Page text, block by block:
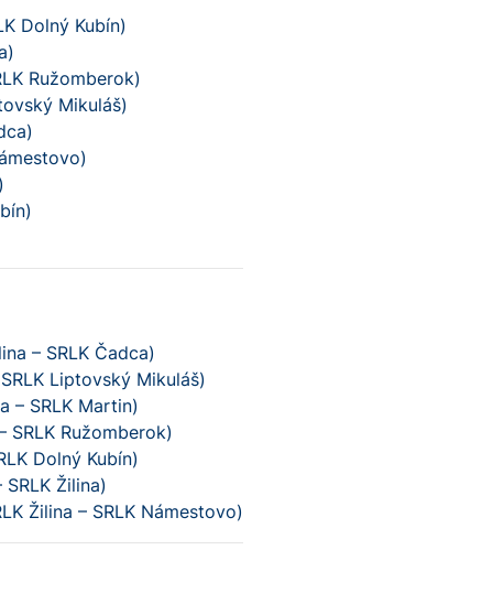
Dolný Kubín)
Ružomberok)
Mikuláš)
– SRLK Čadca)
Liptovský Mikuláš)
– SRLK Martin)
SRLK Ružomberok)
Dolný Kubín)
Žilina)
Žilina – SRLK Námestovo)